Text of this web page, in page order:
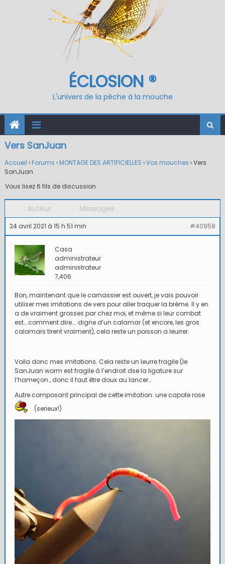
ÉCLOSION ®
L'univers de la pêche à la mouche
Vers SanJuan
Accueil › Forums › MONTAGE DES ARTIFICIELLES ›Vos mouches ›Vers
SanJuan
Vous lisez 6 fils de discussion
Auteur Messages
24 avril 2021 à 15 h 51 min #40958
Casa
administrateur
administrateur
7,406
Bon, maintenant que le carnassier est ouvert, je vais pouvoir
utiliser mes imitations de vers pour aller traquer la brème. Il y en
a de vraiment grosses par chez moi, et même si leur combat
est… comment dire…. digne d’un calamar (et encore, les gros
calamars tirent vraiment), cela reste un poisson a leurrer.
Voila donc mes imitations. Cela reste un leurre fragile (le
SanJuan worm est fragile à l’endroit dse la ligature sur
l’hameçon., donc il faut être doux au lancer…
Autre composant principal de cette imitation: une capote rose
(serieux!)